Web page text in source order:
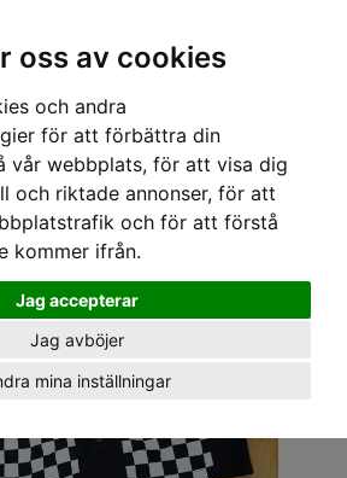
oss av cookies
och andra
för att förbättra din
vår webbplats, för att visa dig
och riktade annonser, för att
och för att förstå
kommer ifrån.
Jag accepterar
Jag avböjer
mina inställningar
MIKE SKJORTA - RAGGAR RUTIG